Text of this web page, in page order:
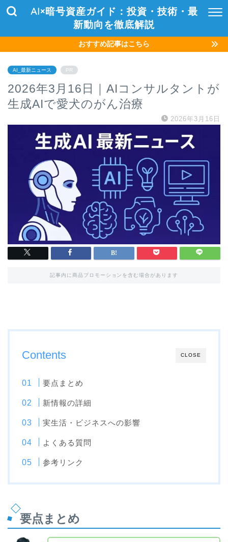
AI×暗号資産ガイド：投資・技術・最
新動向を徹底解説
おすすめ記事はこちら
AI_最新ニュース PR
2026年3月16日｜AIコンサルタントが
生成AIで愛犬のがん治療
2026年3月16日
記事内に商品プロモーションを含む場合があります
CLOSE
Contents
要点まとめ
新情報の詳細
実生活・ビジネスへの影響
よくある質問
参考リンク
要点まとめ